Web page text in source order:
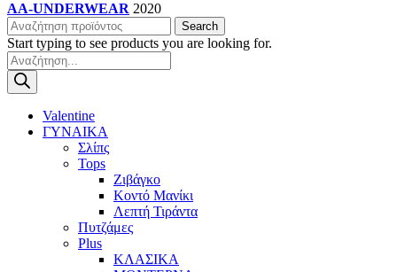
AA-UNDERWEAR 2020
Search
Start typing to see products you are looking for.
Products
search
Valentine
ΓΥΝΑΙΚΑ
Σλίπς
Tops
Ζιβάγκο
Κοντό Μανίκι
Λεπτή Τιράντα
Πυτζάμες
Plus
ΚΛΑΣΙΚΑ